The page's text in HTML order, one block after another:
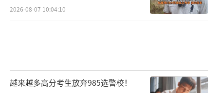
2026-08-07 10:04:10
越来越多高分考生放弃985选警校！